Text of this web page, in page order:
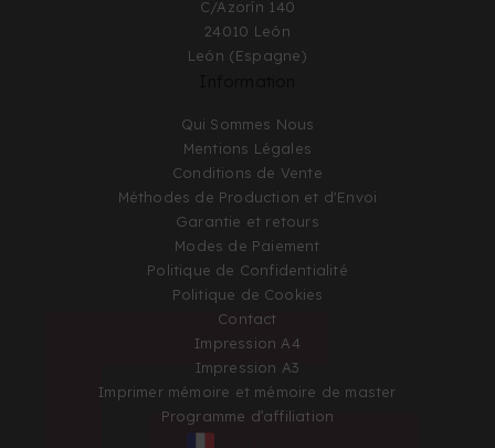
C/Azorín 140
24010 León
León (Espagne)
Qui Sommes Nous
Mentions Légales
Conditions de Vente
Méthodes de Production et d'Envoi
Garantie et retours
Modes de Paiement
Politique de Confidentialité
Politique de Cookies
Contact
Impression A4
Impression A3
Imprimer mémoire et mémoire de master
Programme d’affiliation